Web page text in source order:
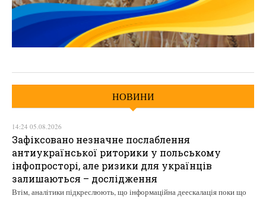
НОВИНИ
14:24 05.08.2026
Зафіксовано незначне послаблення
антиукраїнської риторики у польському
інфопросторі, але ризики для українців
залишаються – дослідження
Втім, аналітики підкреслюють, що інформаційна деескалація поки що